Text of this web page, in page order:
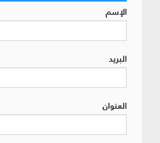
الإسم
البريد
العنوان